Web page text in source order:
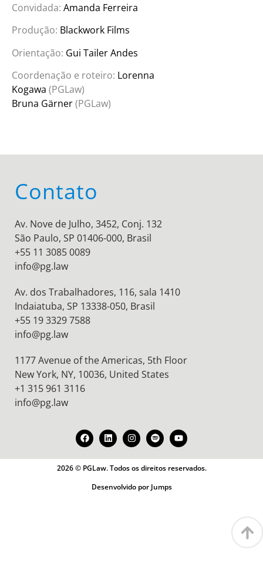
Convidada: Amanda Ferreira
Produção: Blackwork Films
Orientação: Gui Tailer Andes
Coordenação e roteiro: Lorenna
Kogawa (PGLaw)
Bruna Gärner(PGLaw)
Contato
Av. Nove de Julho, 3452, Conj. 132
São Paulo, SP 01406-000, Brasil
+55 11 3085 0089
info@pg.law
Av. dos Trabalhadores, 116, sala 1410
Indaiatuba, SP 13338-050, Brasil
+55 19 3329 7588
info@pg.law
1177 Avenue of the Americas, 5th Floor
New York, NY, 10036, United States
+1 315 961 3116
info@pg.law
2026 © PGLaw. Todos os direitos reservados.
Desenvolvido por Jumps